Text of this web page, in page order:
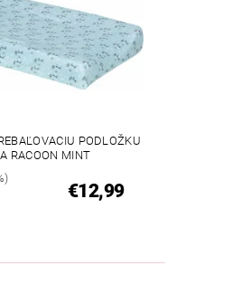
PODLOŽKU
RACOON MINT
€12,99